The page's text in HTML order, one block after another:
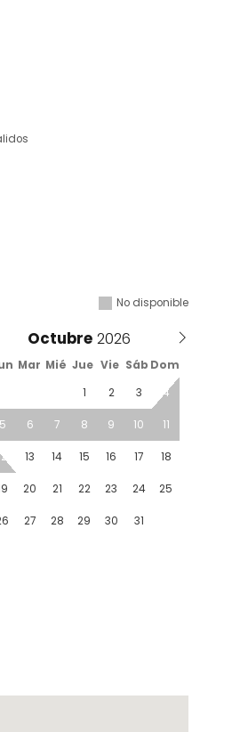
No disponible
Octubre
Mar Mié Jue Vie Sáb Dom
1 2 3 4
5 6 7 8 9 10 11
13 14 15 16 17 18
20 21 22 23 24 25
27 28 29 30 31